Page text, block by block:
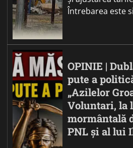
Întrebarea este
OPINIE |
pute a
„Azilelor
Voluntari, la
mormântală
PNL și al lui